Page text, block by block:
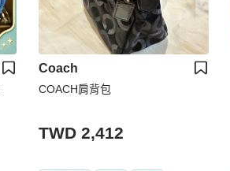
Coach
COACH肩背包
TWD 2,412